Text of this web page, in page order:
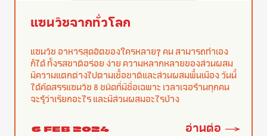
แซนวิชจากทั่วโลก
แซนวิช อาหารสุดฮิตของใครหลายๆ คน สามารถทำเอง
ก็ได้ ทั้งรสชาติอร่อย ง่าย ความหลากหลายของส่วนผสม
มีความแตกต่างไปตามเชื้อชาติและส่วนผสมพื้นเมือง วันนี้
ได้คัดสรรแซนวิช 8 ชนิดที่มีชื่อเฉพาะ เวลาเจอร้านทุกคน
จะรู้ว่าเรียกอะไร และมีส่วนผสมอะไรบ้าง
อ่านต่อ
6 FEB 2024